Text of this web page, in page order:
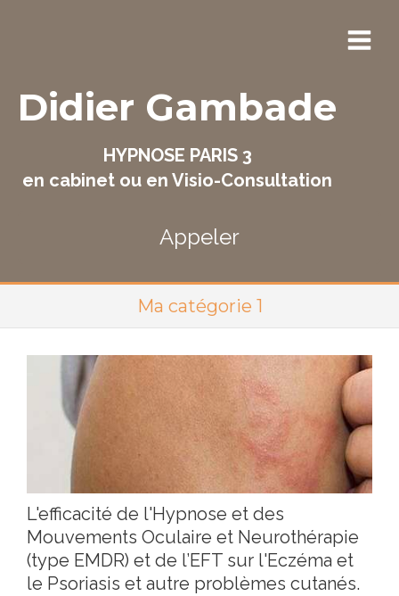
Didier Gambade
HYPNOSE PARIS 3
en cabinet ou en Visio-Consultation
Appeler
Ma catégorie 1
L'efficacité de l'Hypnose et des
Mouvements Oculaire et Neurothérapie
(type EMDR) et de l’EFT sur l'Eczéma et
le Psoriasis et autre problèmes cutanés.